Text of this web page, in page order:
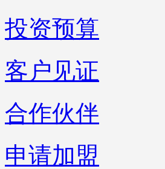
投资预算
客户见证
合作伙伴
申请加盟